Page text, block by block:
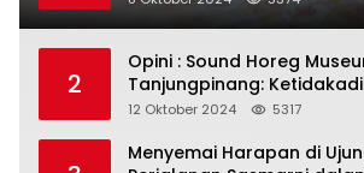
2
Opini : Sound Horeg
Tanjungpinang:
Representasi
12 Oktober 2024 5317
Menyemai Harapan di